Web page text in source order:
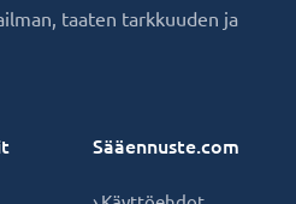
taaten tarkkuuden ja
Sääennuste.com